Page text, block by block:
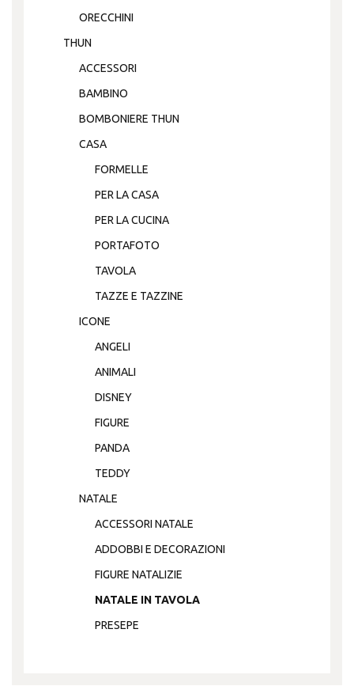
ORECCHINI
THUN
ACCESSORI
BAMBINO
BOMBONIERE THUN
CASA
FORMELLE
PER LA CASA
PER LA CUCINA
PORTAFOTO
TAVOLA
TAZZE E TAZZINE
ICONE
ANGELI
ANIMALI
DISNEY
FIGURE
PANDA
TEDDY
NATALE
ACCESSORI NATALE
ADDOBBI E DECORAZIONI
FIGURE NATALIZIE
NATALE IN TAVOLA
PRESEPE